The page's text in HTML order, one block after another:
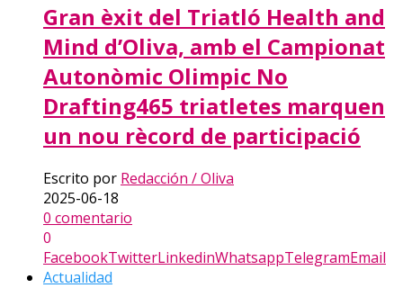
Gran èxit del Triatló Health and
Mind d’Oliva, amb el Campionat
Autonòmic Olimpic No
Drafting465 triatletes marquen
un nou rècord de participació
Escrito por Redacción / Oliva
2025-06-18
0 comentario
0
FacebookTwitterLinkedinWhatsappTelegramEmail
Actualidad